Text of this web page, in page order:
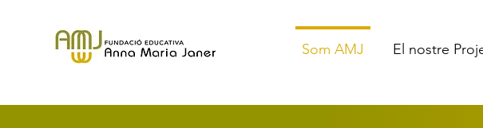
Som AMJ El nostre